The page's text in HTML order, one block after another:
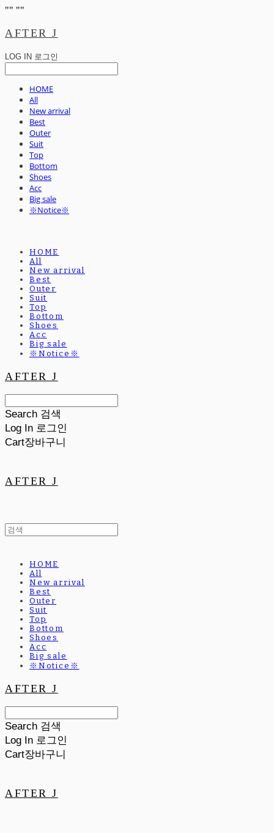
"" ""
AFTER J
LOG IN 로그인
HOME
All
New arrival
Best
Outer
Suit
Top
Bottom
Shoes
Acc
Big sale
※Notice※
HOME
All
New arrival
Best
Outer
Suit
Top
Bottom
Shoes
Acc
Big sale
※Notice※
AFTER J
Search 검색
Log In 로그인
Cart장바구니
AFTER J
HOME
All
New arrival
Best
Outer
Suit
Top
Bottom
Shoes
Acc
Big sale
※Notice※
AFTER J
Search 검색
Log In 로그인
Cart장바구니
AFTER J